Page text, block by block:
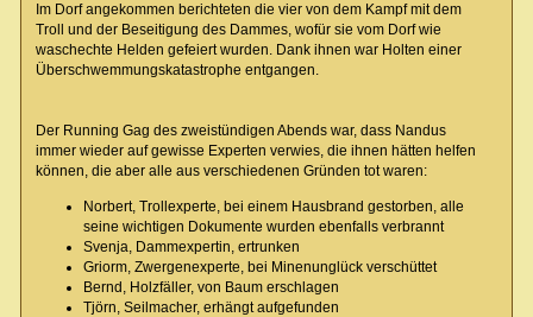
Im Dorf angekommen berichteten die vier von dem Kampf mit dem
Troll und der Beseitigung des Dammes, wofür sie vom Dorf wie
waschechte Helden gefeiert wurden. Dank ihnen war Holten einer
Überschwemmungskatastrophe entgangen.
Der Running Gag des zweistündigen Abends war, dass Nandus
immer wieder auf gewisse Experten verwies, die ihnen hätten helfen
können, die aber alle aus verschiedenen Gründen tot waren:
Norbert, Trollexperte, bei einem Hausbrand gestorben, alle
seine wichtigen Dokumente wurden ebenfalls verbrannt
Svenja, Dammexpertin, ertrunken
Griorm, Zwergenexperte, bei Minenunglück verschüttet
Bernd, Holzfäller, von Baum erschlagen
Tjörn, Seilmacher, erhängt aufgefunden